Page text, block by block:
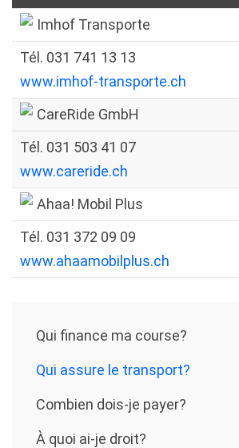
Imhof Transporte
Tél. 031 741 13 13
www.imhof-transporte.ch
CareRide GmbH
Tél. 031 503 41 07
www.careride.ch
Ahaa! Mobil Plus
Tél. 031 372 09 09
www.ahaamobilplus.ch
Qui finance ma course?
Qui assure le transport?
Combien dois-je payer?
À quoi ai-je droit?